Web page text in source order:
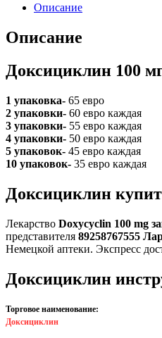
Описание
Описание
Доксициклин 100
1 упаковка- 65 евро
2 упаковки- 60 евро каждая
3 упаковки- 55 евро каждая
4 упаковки- 50 евро каждая
5 упаковок- 45 евро каждая
10 упаковок- 35 евро каждая
Доксициклин
Лекарство Doxycyclin 100 mg
представителя 89258767555
Немецкой аптеки. Экспресс
Доксициклин
Торговое наименование:
Доксициклин